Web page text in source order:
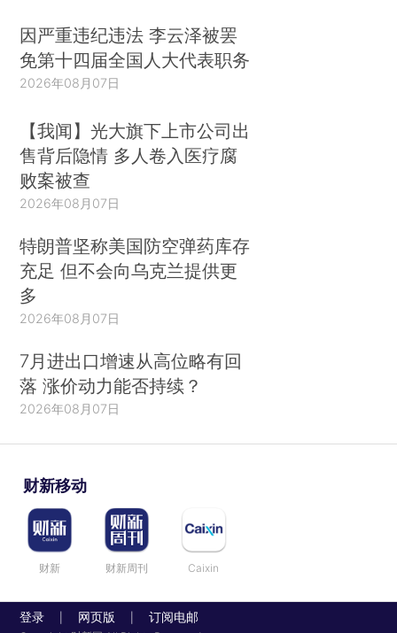
因严重违纪违法 李云泽被罢
免第十四届全国人大代表职务
2026年08月07日
【我闻】光大旗下上市公司出
售背后隐情 多人卷入医疗腐
败案被查
2026年08月07日
特朗普坚称美国防空弹药库存
充足 但不会向乌克兰提供更
多
2026年08月07日
7月进出口增速从高位略有回
落 涨价动力能否持续？
2026年08月07日
财新移动
财新 财新周刊 Caixin
登录 网页版 订阅电邮